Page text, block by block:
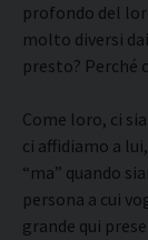
profondo del
molto diversi
presto? Perché
Come loro, ci
ci affidiamo a
“ma” quando
persona a cui
grande qui